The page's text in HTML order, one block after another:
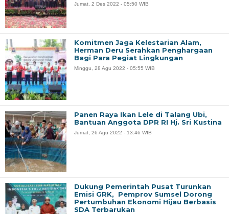
Jumat, 2 Des 2022 - 05:50 WIB
Komitmen Jaga Kelestarian Alam,
Herman Deru Serahkan Penghargaan
Bagi Para Pegiat Lingkungan
Minggu, 28 Agu 2022 - 05:55 WIB
Panen Raya Ikan Lele di Talang Ubi,
Bantuan Anggota DPR RI Hj. Sri Kustina
Jumat, 26 Agu 2022 - 13:46 WIB
Dukung Pemerintah Pusat Turunkan
Emisi GRK, Pemprov Sumsel Dorong
Pertumbuhan Ekonomi Hijau Berbasis
SDA Terbarukan